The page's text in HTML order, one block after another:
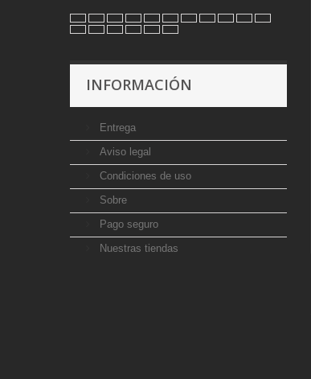
INFORMACIÓN
Entrega
Aviso legal
Condiciones de uso
Sobre
Pago seguro
Nuestras tiendas